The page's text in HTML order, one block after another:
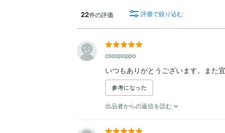
22件の評価 評価で絞り込む
cocopoppo
いつもありがとうございます。また
参考になった
出品者からの返信を読む